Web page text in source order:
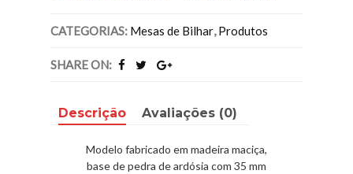
CATEGORIAS: Mesas de Bilhar,Produtos
SHARE ON:
Descrição Avaliações (0)
Modelo fabricado em madeira maciça,
base de pedra de ardósia com 35 mm